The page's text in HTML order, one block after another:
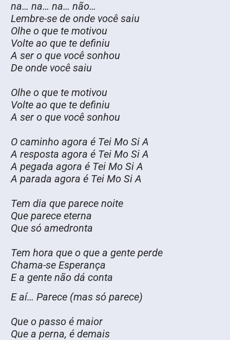
na… na… na… não…
Lembre-se de onde você saiu
Olhe o que te motivou
Volte ao que te definiu
A ser o que você sonhou
De onde você saiu
Olhe o que te motivou
Volte ao que te definiu
A ser o que você sonhou
O caminho agora é Tei Mo Si A
A resposta agora é Tei Mo Si A
A pegada agora é Tei Mo Si A
A parada agora é Tei Mo Si A
Tem dia que parece noite
Que parece eterna
Que só amedronta
Tem hora que o que a gente perde
Chama-se Esperança
E a gente não dá conta
E aí… Parece (mas só parece)
Que o passo é maior
Que a perna, é demais